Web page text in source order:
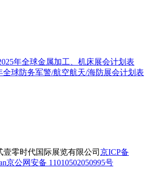
年全球金属加工、机床展会计划表
全球防务军警/航空航天/海防展会计划表
壹零时代国际展览有限公司 京ICP备
京公网安备 11010502050995号